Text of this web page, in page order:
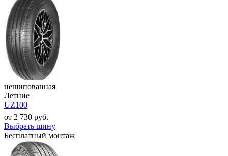
нешипованная
Летние
UZ100
от 2 730 руб.
Выбрать шину
Бесплатный монтаж